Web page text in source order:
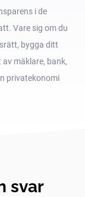
i de
Vare sig om du
bygga ditt
mäklare, bank,
privatekonomi
svar